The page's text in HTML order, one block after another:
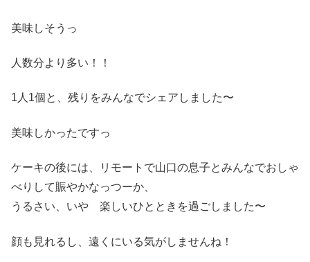
美味しそうっ
人数分より多い！！
1人1個と、残りをみんなでシェアしました〜
美味しかったですっ
ケーキの後には、リモートで山口の息子とみんなでおしゃ
べりして賑やかなっつーか、
うるさい、いや 楽しいひとときを過ごしました〜
顔も見れるし、遠くにいる気がしませんね！